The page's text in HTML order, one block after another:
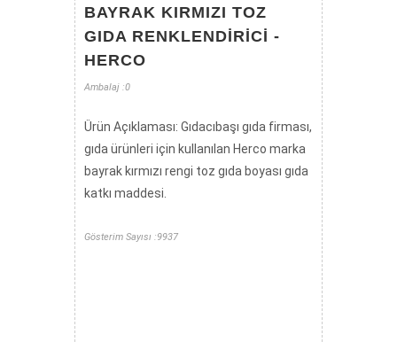
BAYRAK KIRMIZI TOZ
GIDA RENKLENDIRICI -
HERCO
Ambalaj :0
Ürün Açıklaması: Gıdacıbaşı gıda firması,
gıda ürünleri için kullanılan Herco marka
bayrak kırmızı rengi toz gıda boyası gıda
katkı maddesi.
Gösterim Sayısı :9937